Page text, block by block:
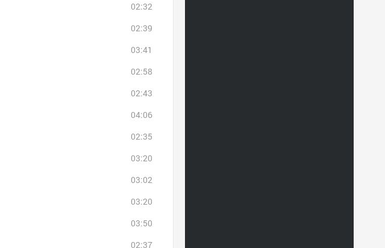
02:32
02:39
03:41
02:58
02:43
04:06
02:35
03:20
03:02
03:20
03:50
02:37